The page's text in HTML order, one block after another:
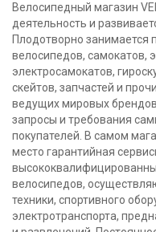
Велосипедный магазин
деятельность и
Плодотворно занимается
велосипедов, самокатов,
электросамокатов,
скейтов, запчастей и
ведущих мировых
запросы и требования
покупателей. В самом
место гарантийная
велосипедов,
техники, спортивного
электротранспорта,